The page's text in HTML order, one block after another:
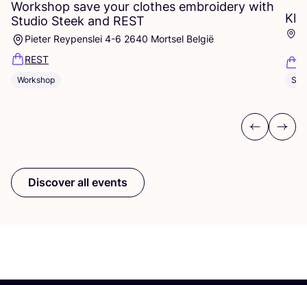
Workshop save your clothes embroidery with
Studio Steek and REST
Pieter Reypenslei 4-6 2640 Mortsel België
REST
Workshop
Previous
Next
Discover all events